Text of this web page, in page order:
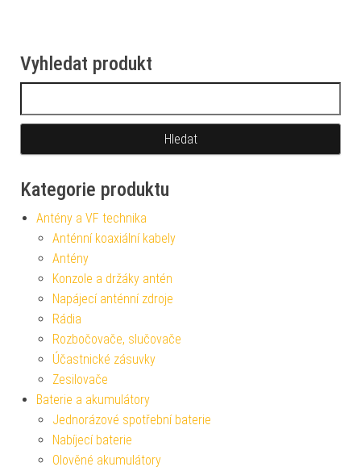
Vyhledat produkt
Kategorie produktu
Antény a VF technika
Anténní koaxiální kabely
Antény
Konzole a držáky antén
Napájecí anténní zdroje
Rádia
Rozbočovače, slučovače
Účastnické zásuvky
Zesilovače
Baterie a akumulátory
Jednorázové spotřební baterie
Nabíjecí baterie
Olověné akumulátory